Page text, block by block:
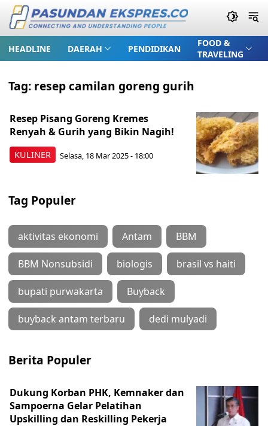
HEADLINE DAERAH PENDIDIKAN
FOOD &
TRAVELING
Tag: resep camilan goreng gurih
KULINER
Resep Pisang Goreng Kremes
Renyah & Gurih yang Bikin Nagih!
Selasa, 18 Mar 2025 - 18:00
Tag Populer
aktivitas ekonomi Antam BBM
BBM Nonsubsidi biologis brasil vs haiti
bupati purwakarta Buyback
buyback antam terbaru dedi mulyadi
Berita Populer
Dukung Korban PHK, Kemnaker dan
Sampoerna Gelar Pelatihan
Upskilling dan Reskilling Pekerja